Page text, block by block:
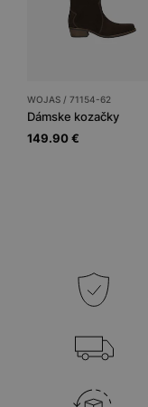
WOJAS / 71154-62
Dámske kozačky
149.90 €